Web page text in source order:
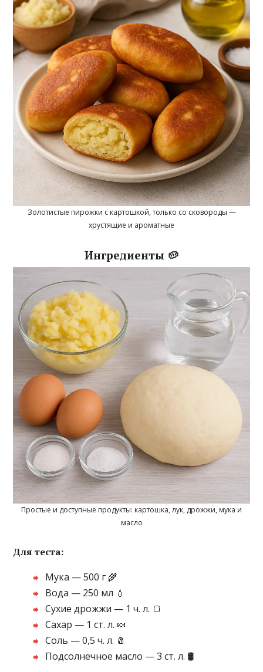
Золотистые пирожки с картошкой, только со сковороды —
хрустящие и ароматные
Ингредиенты 🥔
Простые и доступные продукты: картошка, лук, дрожжи, мука и
масло
Для теста:
Мука — 500 г 🌾
Вода — 250 мл 💧
Сухие дрожжи — 1 ч. л. 🍞
Сахар — 1 ст. л. 🍬
Соль — 0,5 ч. л. 🧂
Подсолнечное масло — 3 ст. л. 🛢️